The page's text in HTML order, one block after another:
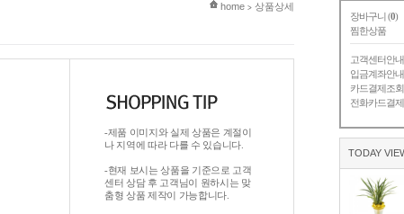
장바구니 (0)
찜한상품
고객센터안내
입금계좌안내
카드결제조회
전화카드결제
TODAY
현재 위치
home > 상품상세
-제품 이미지와 실제 상품은 계절이
나 지역에 따라 다를 수 있습니다.
-현재 보시는 상품을 기준으로 고객
센터 상담 후 고객님이 원하시는 맞
춤형 상품 제작이 가능합니다.